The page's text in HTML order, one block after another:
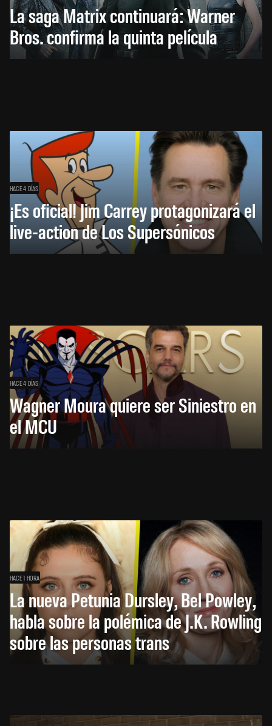
La saga Matrix continuará: Warner
Bros. confirma la quinta película
HACE 4 DÍAS
¡Es oficial! Jim Carrey protagonizará el
live-action de Los Supersónicos
HACE 4 DÍAS
Wagner Moura quiere ser Siniestro en
el MCU
HACE 1 HORA
La nueva Petunia Dursley, Bel Powley,
habla sobre la polémica de J.K. Rowling
sobre las personas trans